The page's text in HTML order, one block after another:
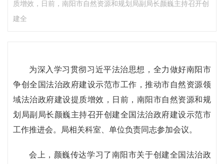
质增效，日前，南阳市自然资源和规划局副局长颜巍主持召开创
建全
为深入学习贯彻习近平法治思想，全力做好南阳市
争创全国法治政府建设示范市工作，推动市自然资源领
域法治政府建设提质增效，日前，南阳市自然资源和规
划局副局长颜巍主持召开创建全国法治政府建设示范市
工作推进会。局相关科室、单位负责同志参加会议。
会上，颜巍传达学习了南阳市关于创建全国法治政